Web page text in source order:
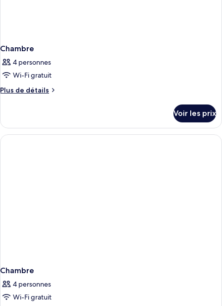
Chambre
4 personnes
Wi-Fi gratuit
Plus de détails
Plus
le
type
de
Voir les prix
Chambre
4 personnes
Wi-Fi gratuit